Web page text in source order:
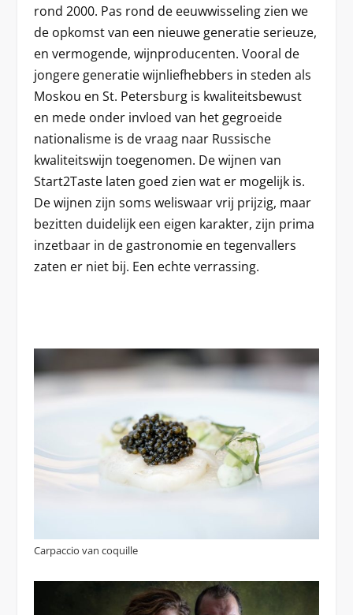
rond 2000. Pas rond de eeuwwisseling zien we
de opkomst van een nieuwe generatie serieuze,
en vermogende, wijnproducenten. Vooral de
jongere generatie wijnliefhebbers in steden als
Moskou en St. Petersburg is kwaliteitsbewust
en mede onder invloed van het gegroeide
nationalisme is de vraag naar Russische
kwaliteitswijn toegenomen. De wijnen van
Start2Taste laten goed zien wat er mogelijk is.
De wijnen zijn soms weliswaar vrij prijzig, maar
bezitten duidelijk een eigen karakter, zijn prima
inzetbaar in de gastronomie en tegenvallers
zaten er niet bij. Een echte verrassing.
Carpaccio van coquille